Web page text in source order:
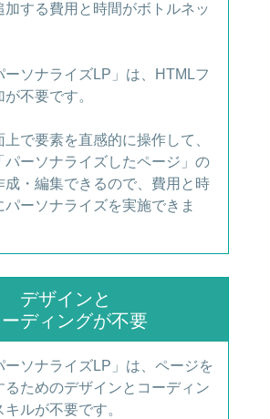
加する費用と時間がボトルネッ
ーソナライズLP」は、HTMLフ
不要です。
上で要素を直感的に操作して、
パーソナライズしたページ」の
成・編集できるので、費用と時
パーソナライズを実施できま
デザインと
ーディングが不要
ーソナライズLP」は、ページを
るためのデザインとコーディン
ルが不要です。